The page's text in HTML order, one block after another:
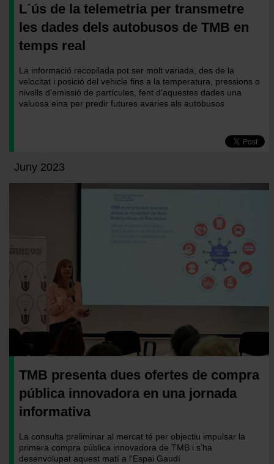
L´ús de la telemetria per transmetre
les dades dels autobusos de TMB en
temps real
La informació recopilada pot ser molt variada, des de la
velocitat i posició del vehicle fins a la temperatura, pressions o
nivells d'emissió de partícules, fent d'aquestes dades una
valuosa eina per predir futures avaries als autobusos
Juny 2023
TMB presenta dues ofertes de compra
pública innovadora en una jornada
informativa
La consulta preliminar al mercat té per objectiu impulsar la
primera compra pública innovadora de TMB i s’ha
desenvolupat aquest matí a l‘Espai Gaudí